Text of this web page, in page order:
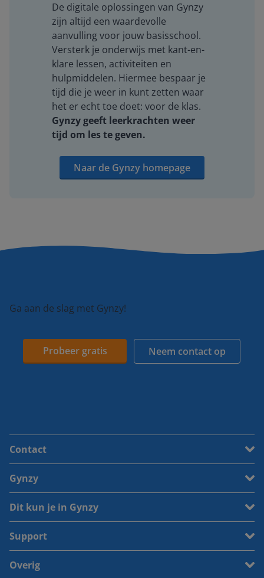
De digitale oplossingen van Gynzy
zijn altijd een waardevolle
aanvulling voor jouw basisschool.
Versterk je onderwijs met kant-en-
klare lessen, activiteiten en
hulpmiddelen. Hiermee bespaar je
tijd die je weer in kunt zetten waar
het er echt toe doet: voor de klas.
Gynzy geeft leerkrachten weer
tijd om les te geven.
Naar de Gynzy homepage
Ga aan de slag met Gynzy!
Probeer gratis Neem contact op
Contact
Gynzy
Dit kun je in Gynzy
Support
Overig